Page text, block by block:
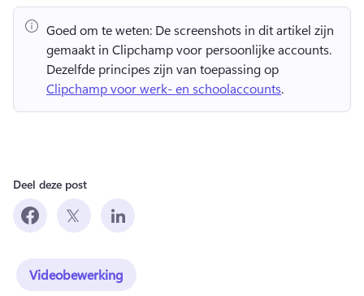
Goed om te weten: De screenshots in dit artikel zijn
Clipchamp voor werk- en schoolaccounts.
Deel deze post
Videobewerking